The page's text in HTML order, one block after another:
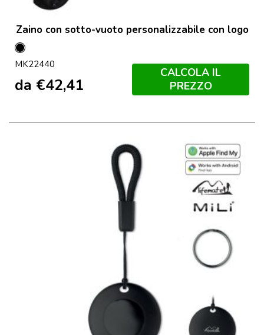
Zaino con sotto-vuoto personalizzabile con logo
Nero
MK22440
da €42,41
CALCOLA IL
PREZZO